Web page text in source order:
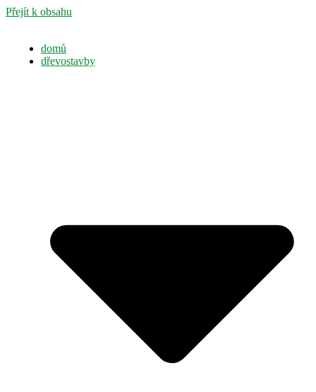
Přejít k obsahu
domů
dřevostavby